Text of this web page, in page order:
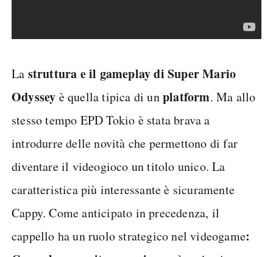
La struttura e il gameplay di Super Mario
Odyssey è quella tipica di unplatform. Ma allo
stesso tempo EPD Tokio è stata brava a
introdurre delle novità che permettono di far
diventare il videogioco un titolo unico. La
caratteristica più interessante è sicuramente
Cappy. Come anticipato in precedenza, il
cappello ha un ruolo strategico nel videogame: